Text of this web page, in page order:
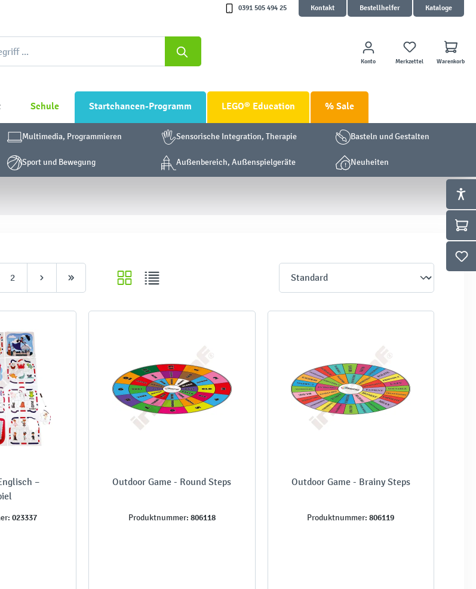
0391 505 494 25 Kontakt Bestellhelfer Kataloge
Konto Merkzettel Warenkorb
Schule Startchancen-Programm LEGO® Education % Sale
Multimedia, Programmieren Sensorische Integration, Therapie Basteln und Gestalten
Sport und Bewegung Außenbereich, Außenspielgeräte Neuheiten
2
–
023337
Outdoor Game - Round Steps
Produktnummer: 806118
Outdoor Game - Brainy Steps
Produktnummer: 806119